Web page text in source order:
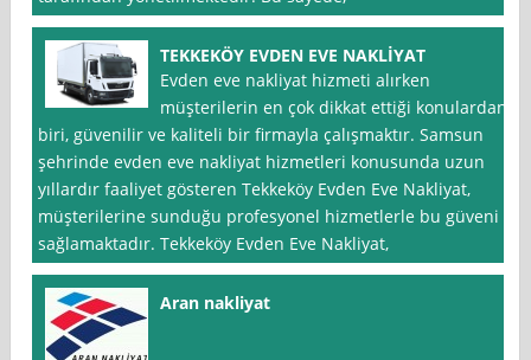
TEKKEKÖY EVDEN EVE NAKLİYAT
Evden eve nakliyat hizmeti alırken
müşterilerin en çok dikkat ettiği konulardan
biri, güvenilir ve kaliteli bir firmayla çalışmaktır. Samsun
şehrinde evden eve nakliyat hizmetleri konusunda uzun
yıllardır faaliyet gösteren Tekkeköy Evden Eve Nakliyat,
müşterilerine sunduğu profesyonel hizmetlerle bu güveni
sağlamaktadır. Tekkeköy Evden Eve Nakliyat,
Aran nakliyat